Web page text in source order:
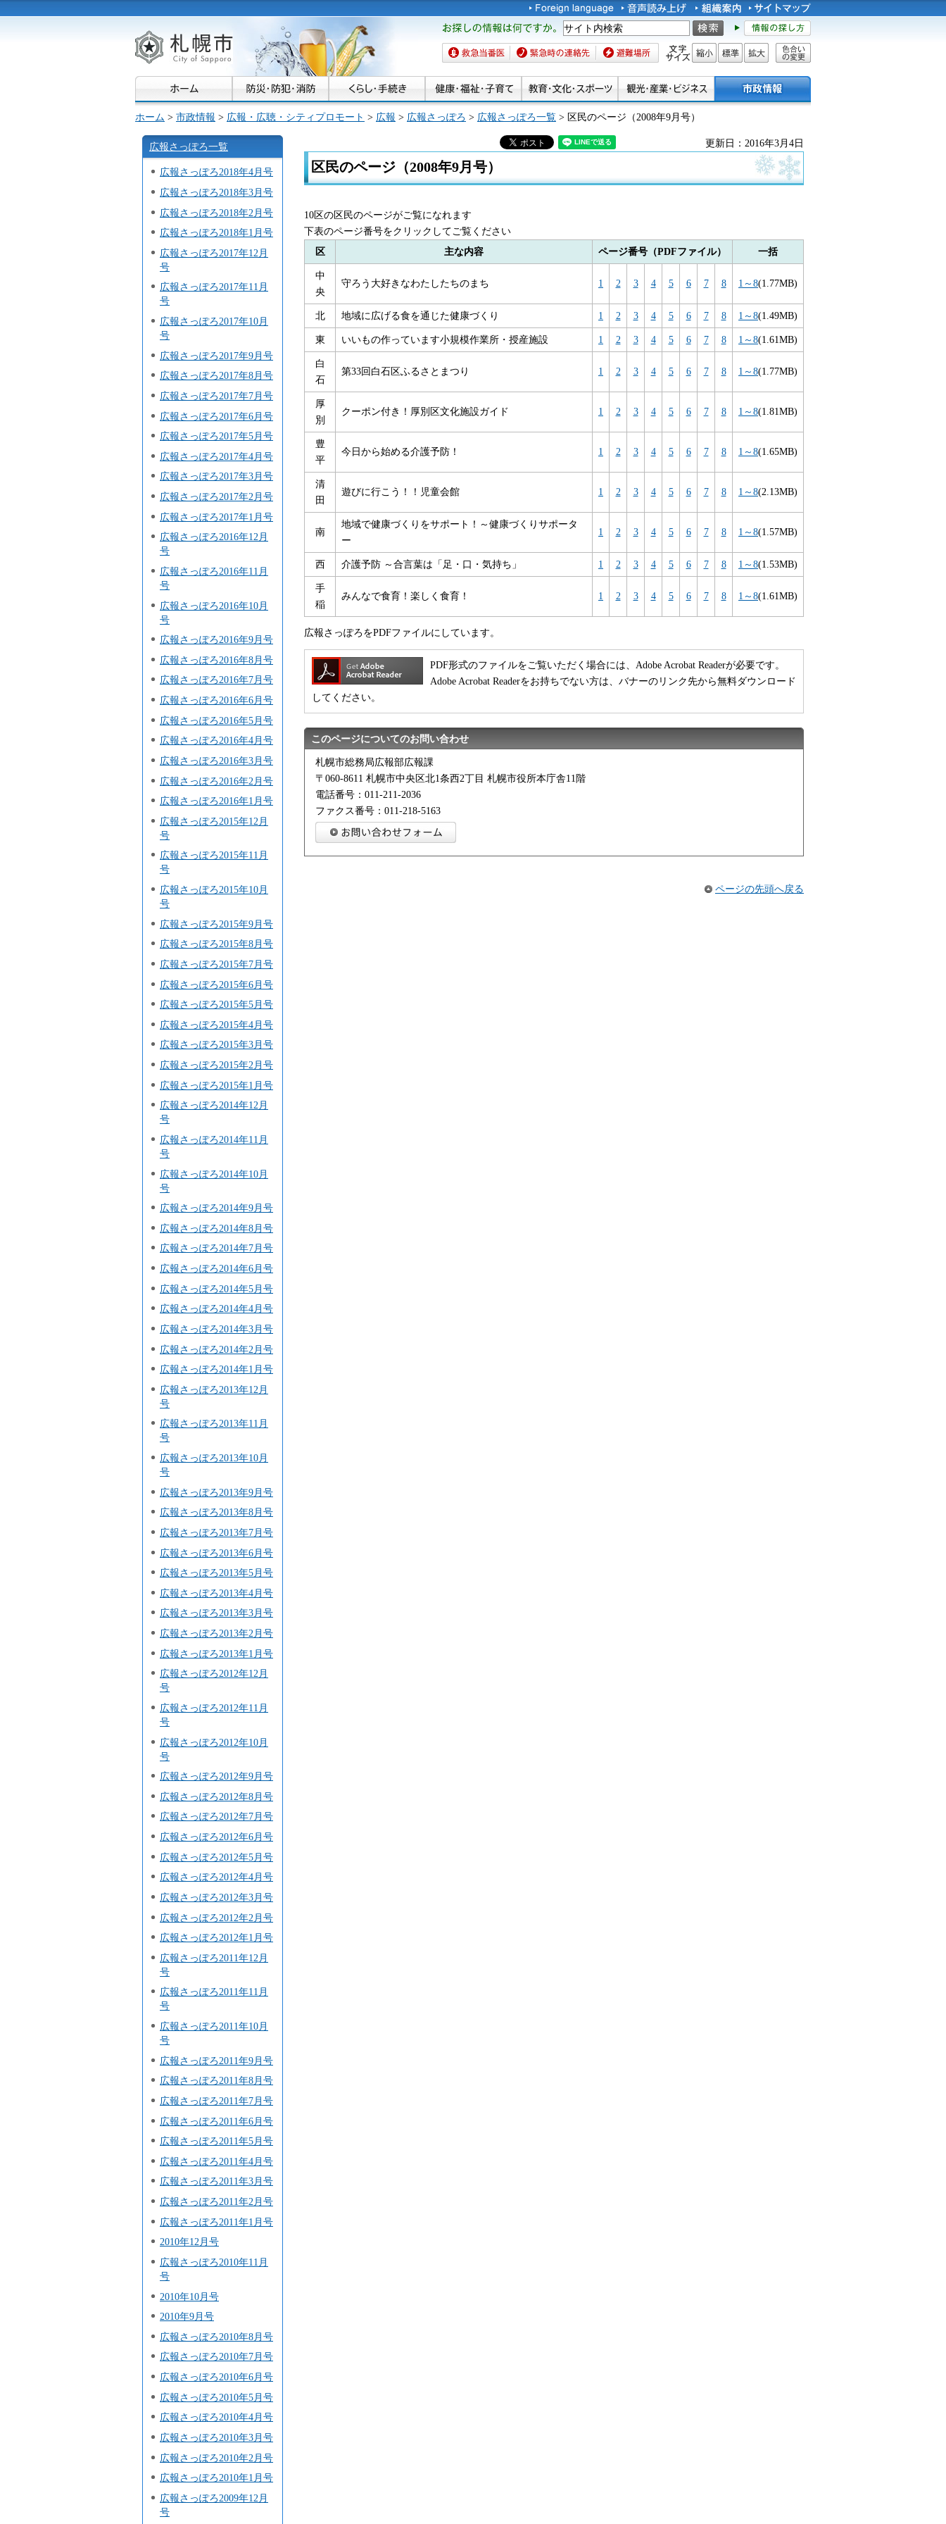
札幌市
お探しの情報は何です
か。
救急当番医 緊急時の連絡先 避難場所 文字サイズ
縮小 標準 拡大
色合い
ホーム > 市政情報 > 広報・広聴・シティプロモート > 広報 > 広報さっぽろ > 広報さっぽろ一覧 > 区民のページ（2008年9月号）
広報さっぽろ一覧
広報さっぽろ2018年4月号
広報さっぽろ2018年3月号
広報さっぽろ2018年2月号
広報さっぽろ2018年1月号
広報さっぽろ2017年12月
号
広報さっぽろ2017年11月
号
広報さっぽろ2017年10月
号
広報さっぽろ2017年9月号
広報さっぽろ2017年8月号
広報さっぽろ2017年7月号
広報さっぽろ2017年6月号
広報さっぽろ2017年5月号
広報さっぽろ2017年4月号
広報さっぽろ2017年3月号
広報さっぽろ2017年2月号
広報さっぽろ2017年1月号
広報さっぽろ2016年12月
号
広報さっぽろ2016年11月
号
広報さっぽろ2016年10月
号
広報さっぽろ2016年9月号
広報さっぽろ2016年8月号
広報さっぽろ2016年7月号
広報さっぽろ2016年6月号
広報さっぽろ2016年5月号
広報さっぽろ2016年4月号
広報さっぽろ2016年3月号
広報さっぽろ2016年2月号
広報さっぽろ2016年1月号
広報さっぽろ2015年12月
号
広報さっぽろ2015年11月
号
広報さっぽろ2015年10月
号
広報さっぽろ2015年9月号
広報さっぽろ2015年8月号
広報さっぽろ2015年7月号
広報さっぽろ2015年6月号
広報さっぽろ2015年5月号
広報さっぽろ2015年4月号
広報さっぽろ2015年3月号
広報さっぽろ2015年2月号
広報さっぽろ2015年1月号
広報さっぽろ2014年12月
号
広報さっぽろ2014年11月
号
広報さっぽろ2014年10月
号
広報さっぽろ2014年9月号
広報さっぽろ2014年8月号
広報さっぽろ2014年7月号
広報さっぽろ2014年6月号
広報さっぽろ2014年5月号
広報さっぽろ2014年4月号
広報さっぽろ2014年3月号
広報さっぽろ2014年2月号
広報さっぽろ2014年1月号
広報さっぽろ2013年12月
号
広報さっぽろ2013年11月
号
広報さっぽろ2013年10月
号
広報さっぽろ2013年9月号
広報さっぽろ2013年8月号
広報さっぽろ2013年7月号
広報さっぽろ2013年6月号
広報さっぽろ2013年5月号
広報さっぽろ2013年4月号
広報さっぽろ2013年3月号
広報さっぽろ2013年2月号
広報さっぽろ2013年1月号
広報さっぽろ2012年12月
号
広報さっぽろ2012年11月
号
広報さっぽろ2012年10月
号
広報さっぽろ2012年9月号
広報さっぽろ2012年8月号
広報さっぽろ2012年7月号
広報さっぽろ2012年6月号
広報さっぽろ2012年5月号
広報さっぽろ2012年4月号
広報さっぽろ2012年3月号
広報さっぽろ2012年2月号
広報さっぽろ2012年1月号
広報さっぽろ2011年12月
号
広報さっぽろ2011年11月
号
広報さっぽろ2011年10月
号
広報さっぽろ2011年9月号
広報さっぽろ2011年8月号
広報さっぽろ2011年7月号
広報さっぽろ2011年6月号
広報さっぽろ2011年5月号
広報さっぽろ2011年4月号
広報さっぽろ2011年3月号
広報さっぽろ2011年2月号
広報さっぽろ2011年1月号
2010年12月号
広報さっぽろ2010年11月
号
2010年10月号
2010年9月号
広報さっぽろ2010年8月号
広報さっぽろ2010年7月号
広報さっぽろ2010年6月号
広報さっぽろ2010年5月号
広報さっぽろ2010年4月号
広報さっぽろ2010年3月号
広報さっぽろ2010年2月号
広報さっぽろ2010年1月号
広報さっぽろ2009年12月
号
更新日：2016年3月4日
区民のページ（2008年9月号）
10区の区民のページがご覧になれます
下表のページ番号をクリックしてご覧ください
区
主な内容 ページ番号（PDFファイル） 一括
中
央
守ろう大好きなわたしたちのまち 1 2 3 4 5 6 7 8 1～8(1.77MB)
北 地域に広げる食を通じた健康づくり 1 2 3 4 5 6 7 8 1～8(1.49MB)
東 いいもの作っています小規模作業所・授産施設 1 2 3 4 5 6 7 8 1～8(1.61MB)
白
石
第33回白石区ふるさとまつり 1 2 3 4 5 6 7 8 1～8(1.77MB)
厚
別
クーポン付き！厚別区文化施設ガイド 1 2 3 4 5 6 7 8 1～8(1.81MB)
豊
平
今日から始める介護予防！ 1 2 3 4 5 6 7 8 1～8(1.65MB)
清
田
遊びに行こう！！児童会館 1 2 3 4 5 6 7 8 1～8(2.13MB)
南
地域で健康づくりをサポート！～健康づくりサポータ
ー
1 2 3 4 5 6 7 8 1～8(1.57MB)
西 介護予防 ～合言葉は「足・口・気持ち」 1 2 3 4 5 6 7 8 1～8(1.53MB)
手
稲
みんなで食育！楽しく食育！ 1 2 3 4 5 6 7 8 1～8(1.61MB)
広報さっぽろをPDFファイルにしています。
PDF形式のファイルをご覧いただく場合には、Adobe Acrobat Readerが必要です。
Adobe Acrobat Readerをお持ちでない方は、バナーのリンク先から無料ダウンロード
してください。
このページについてのお問い合わせ
札幌市総務局広報部広報課
〒060-8611 札幌市中央区北1条西2丁目 札幌市役所本庁舎11階
電話番号：011-211-2036
ファクス番号：011-218-5163
ページの先頭へ戻る